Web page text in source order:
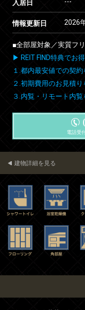
入居日 ---
情報更新日 2026
■全部屋対象／実質フ
▶ REIT FIND特典でお
１.都内最安値での契
２.初期費用のお見積
３.内覧・リモート内
電話受
建物詳細を見る